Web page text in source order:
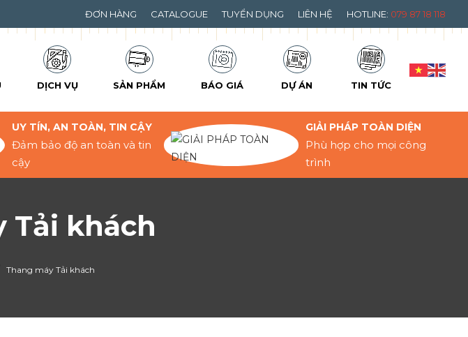
ĐƠN HÀNG CATALOGUE TUYỂN DỤNG LIÊN HỆ HOTLINE: 079 87 18 118
DỊCH VỤ SẢN PHẨM BÁO GIÁ DỰ ÁN TIN TỨC
UY TÍN, AN TOÀN, TIN CẬY
Đảm bảo độ an toàn và tin
cậy
GIẢI PHÁP TOÀN DIỆN
Phù hợp cho mọi công
trình
Tải khách
Thang máy Tải khách